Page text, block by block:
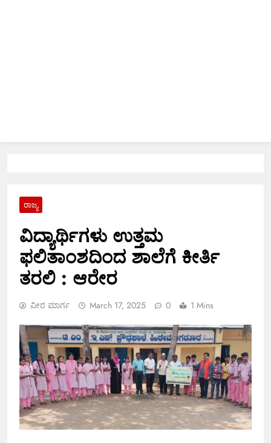
ರಾಜ್ಯ
ವಿದ್ಯಾರ್ಥಿಗಳು ಉತ್ತಮ
ಫಲಿತಾಂಶದಿಂದ ಶಾಲೆಗೆ ಕೀರ್ತಿ
ತರಲಿ : ಆರೇರ
ವೀರ ಮಾರ್ಗ March 17, 2025 0 1 Mins